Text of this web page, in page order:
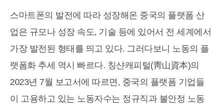
스마트폰의 발전에 따라 성장해온 중국의 플랫폼 산
업은 규모나 성장 속도, 기술 등에 있어서 전 세계에서
가장 발전된 형태를 띄고 있다. 그러다보니 노동의 플
랫폼화 추세 역시 빠르다. 칭샨캐피털(靑山資本)의
2023년 7월 보고서에 따르면, 중국의 플랫폼 기업들
이 고용하고 있는 노동자수는 정규직과 불안정 노동